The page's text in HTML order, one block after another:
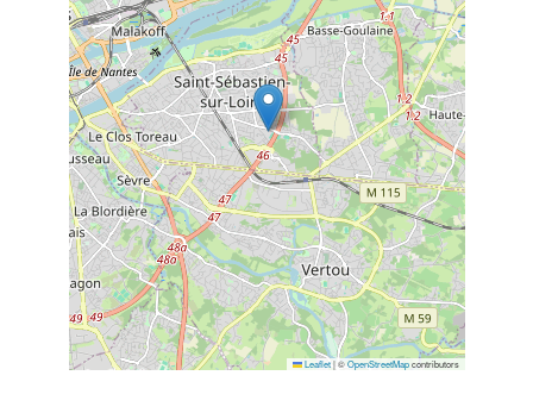
Leaflet |©OpenStreetMapcontributors